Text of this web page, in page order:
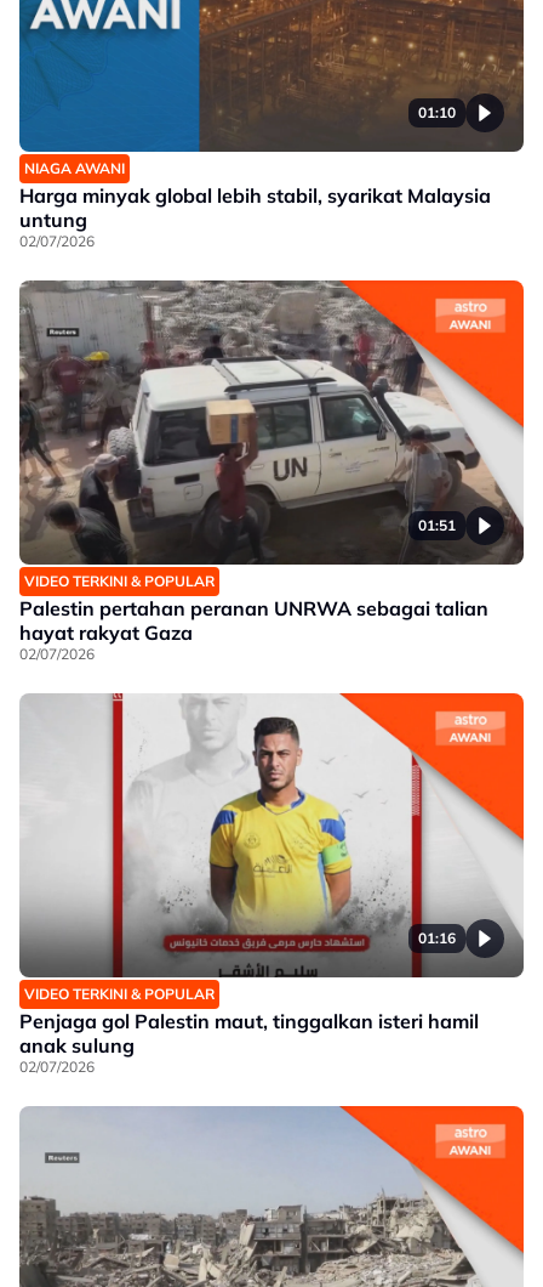
01:10
NIAGA AWANI
Harga minyak global lebih stabil, syarikat Malaysia
untung
02/07/2026
01:51
VIDEO TERKINI & POPULAR
Palestin pertahan peranan UNRWA sebagai talian
hayat rakyat Gaza
02/07/2026
01:16
VIDEO TERKINI & POPULAR
Penjaga gol Palestin maut, tinggalkan isteri hamil
anak sulung
02/07/2026